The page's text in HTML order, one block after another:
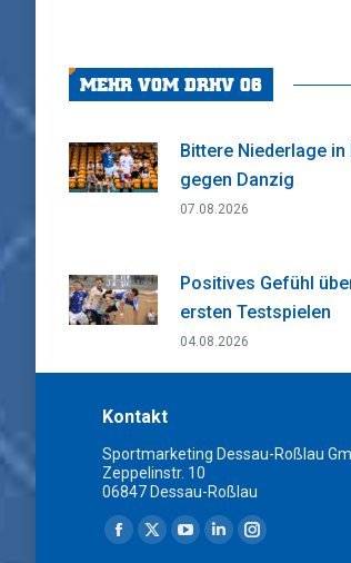
MEHR VOM DRHV 06
Bittere Niederlage
gegen Danzig
07.08.2026
Positives Gefühl
ersten Testspielen
04.08.2026
Kontakt
Sportmarketing Dessau-Roßlau
Zeppelinstr. 10
06847 Dessau-Roßlau
Finden Sie uns auf:
Facebook
X YouTube
LinkedinInstagram